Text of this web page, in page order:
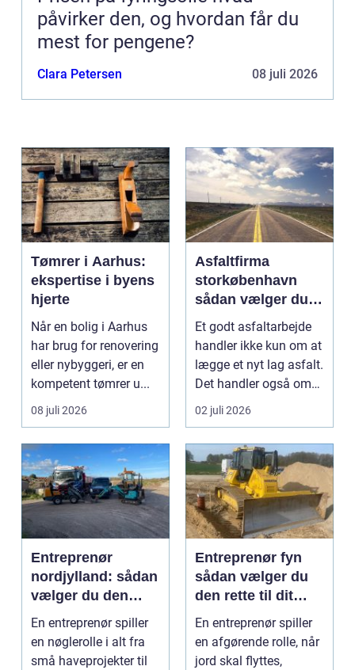
påvirker den, og hvordan får du
mest for pengene?
Clara Petersen 08 juli 2026
Tømrer i Aarhus:
ekspertise i byens
hjerte
Når en bolig i Aarhus
har brug for renovering
eller nybyggeri, er en
kompetent tømrer u...
08 juli 2026
Asfaltfirma
storkøbenhavn
sådan vælger du
den rette
samarbejdspartner
Et godt asfaltarbejde
handler ikke kun om at
lægge et nyt lag asfalt.
Det handler også om
planlægnin...
02 juli 2026
Entreprenør
nordjylland: sådan
vælger du den
rette
samarbejdspartner
til dit byggeri
En entreprenør spiller
en nøglerolle i alt fra
små haveprojekter til
Entreprenør fyn
sådan vælger du
den rette til dit
projekt
En entreprenør spiller
en afgørende rolle, når
jord skal flyttes,